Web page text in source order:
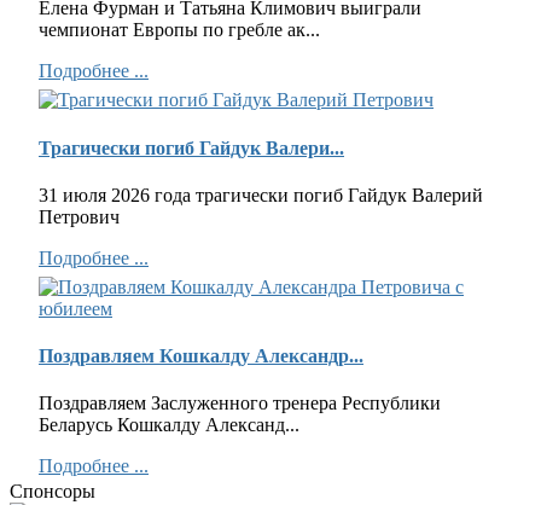
Елена Фурман и Татьяна Климович выиграли
чемпионат Европы по гребле ак...
Подробнее ...
Трагически погиб Гайдук Валери...
31 июля 2026 года трагически погиб Гайдук Валерий
Петрович
Подробнее ...
Поздравляем Кошкалду Александр...
Поздравляем Заслуженного тренера Республики
Беларусь Кошкалду Александ...
Подробнее ...
Спонсоры